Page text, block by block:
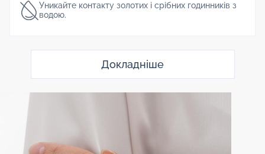
Уникайте контакту золотих і срібних годинників з
водою.
Докладніше